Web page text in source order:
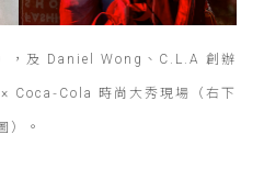
，及 Daniel Wong、C.L.A 創辦
Coca‑Cola 時尚大秀現場（右下
）。